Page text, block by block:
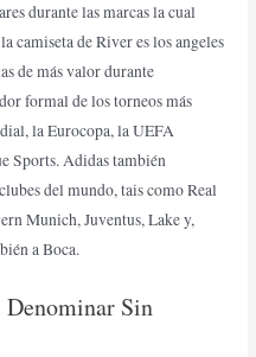
durante las marcas la cual
camiseta de River es los angeles
de más valor durante
formal de los torneos más
la Eurocopa, la UEFA
Sports. Adidas también
del mundo, tais como Real
Munich, Juventus, Lake y,
a Boca.
Denominar Sin